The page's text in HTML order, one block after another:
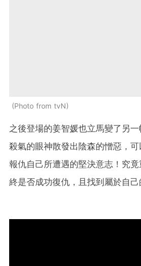
Photo from tvN
之後登場的姜智媛也立馬變了另
殺氣的眼神散發出陰森的憎惡，
報仇自己所遭遇的堅決意志！究
終是否成功復仇，且找到屬於自己